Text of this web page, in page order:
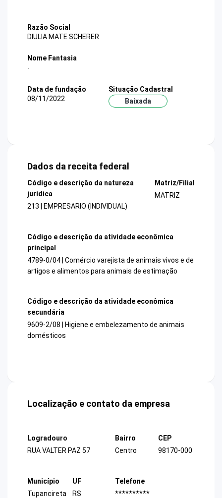
Razão Social
DIULIA MATE SCHERER
Nome Fantasia
-
Data de fundação
08/11/2022
Situação Cadastral
Baixada
Dados da receita federal
Código e descrição da natureza
jurídica
213 | EMPRESARIO (INDIVIDUAL)
Matriz/Filial
MATRIZ
Código e descrição da atividade econômica
principal
4789-0/04 | Comércio varejista de animais vivos e de
artigos e alimentos para animais de estimação
Código e descrição da atividade econômica
secundária
9609-2/08 | Higiene e embelezamento de animais
domésticos
Localização e contato da empresa
Logradouro
RUA VALTER PAZ 57
Bairro
Centro
CEP
98170-000
Município
Tupancireta
UF
RS
Telefone
**********